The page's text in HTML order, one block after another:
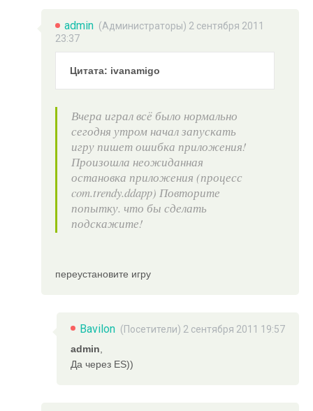
admin (Администраторы) 2 сентября 2011
23:37
Цитата: ivanamigo
Вчера играл всё было нормально
сегодня утром начал запускать
игру пишет ошибка приложения!
Произошла неожиданная
остановка приложения (процесс
com.trendy.ddapp) Повторите
попытку. что бы сделать
подскажите!
переустановите игру
Bavilon (Посетители) 2 сентября 2011 19:57
admin
Да через ES))